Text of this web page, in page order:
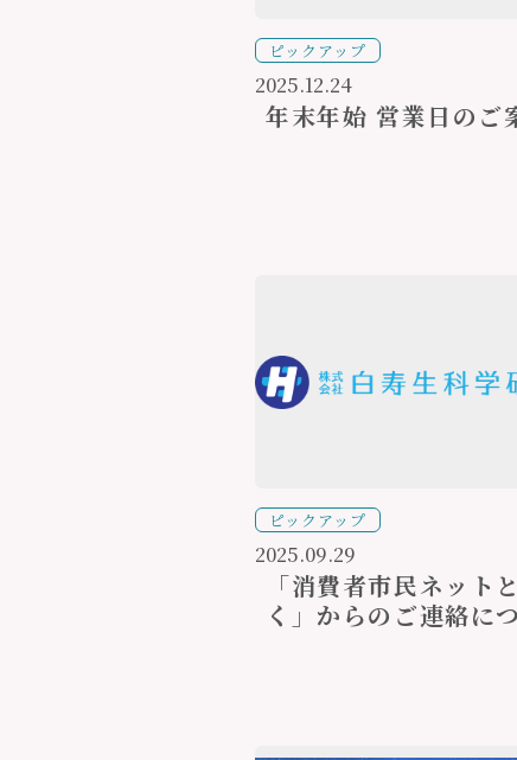
ピックアップ
2025.12.24
年末年始 営業日のご
ピックアップ
2025.09.29
「消費者市民ネット
く」からのご連絡に